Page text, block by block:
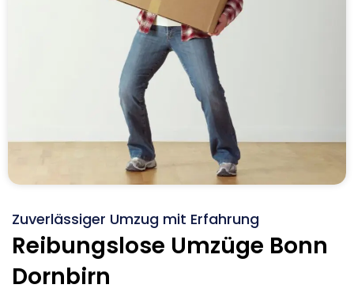
Zuverlässiger Umzug mit Erfahrung
Reibungslose Umzüge Bonn
Dornbirn